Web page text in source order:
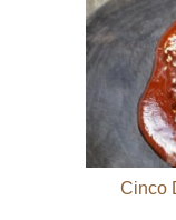
Cinco